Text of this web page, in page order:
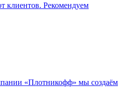
клиентов. Рекомендуем
«Плотникофф» мы создаём